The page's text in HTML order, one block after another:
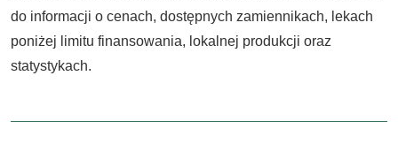
do informacji o cenach, dostępnych zamiennikach, lekach
poniżej limitu finansowania, lokalnej produkcji oraz
statystykach.